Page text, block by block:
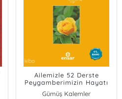
Ailemizle 52 Derste
Peygamberimizin Hayatı
Gümüş Kalemler